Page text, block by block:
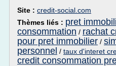
Site : credit-social.com
Thèmes liés : pret
consommation / rachat
pour pret immobilier /
personnel / taux d'interet
credit consommation